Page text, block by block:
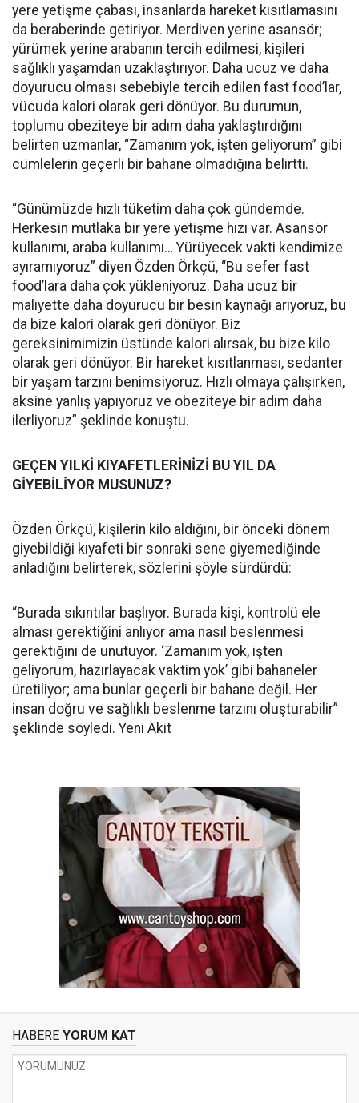
yere yetişme çabası, insanlarda hareket kısıtlamasını
da beraberinde getiriyor. Merdiven yerine asansör;
yürümek yerine arabanın tercih edilmesi, kişileri
sağlıklı yaşamdan uzaklaştırıyor. Daha ucuz ve daha
doyurucu olması sebebiyle tercih edilen fast food’lar,
vücuda kalori olarak geri dönüyor. Bu durumun,
toplumu obeziteye bir adım daha yaklaştırdığını
belirten uzmanlar, “Zamanım yok, işten geliyorum” gibi
cümlelerin geçerli bir bahane olmadığına belirtti.
“Günümüzde hızlı tüketim daha çok gündemde.
Herkesin mutlaka bir yere yetişme hızı var. Asansör
kullanımı, araba kullanımı… Yürüyecek vakti kendimize
ayıramıyoruz” diyen Özden Örkçü, “Bu sefer fast
food’lara daha çok yükleniyoruz. Daha ucuz bir
maliyette daha doyurucu bir besin kaynağı arıyoruz, bu
da bize kalori olarak geri dönüyor. Biz
gereksinimimizin üstünde kalori alırsak, bu bize kilo
olarak geri dönüyor. Bir hareket kısıtlanması, sedanter
bir yaşam tarzını benimsiyoruz. Hızlı olmaya çalışırken,
aksine yanlış yapıyoruz ve obeziteye bir adım daha
ilerliyoruz” şeklinde konuştu.
GEÇEN YILKİ KIYAFETLERİNİZİ BU YIL DA
GİYEBİLİYOR MUSUNUZ?
Özden Örkçü, kişilerin kilo aldığını, bir önceki dönem
giyebildiği kıyafeti bir sonraki sene giyemediğinde
anladığını belirterek, sözlerini şöyle sürdürdü:
“Burada sıkıntılar başlıyor. Burada kişi, kontrolü ele
alması gerektiğini anlıyor ama nasıl beslenmesi
gerektiğini de unutuyor. ‘Zamanım yok, işten
geliyorum, hazırlayacak vaktim yok’ gibi bahaneler
üretiliyor; ama bunlar geçerli bir bahane değil. Her
insan doğru ve sağlıklı beslenme tarzını oluşturabilir”
şeklinde söyledi. Yeni Akit
HABERE YORUM KAT